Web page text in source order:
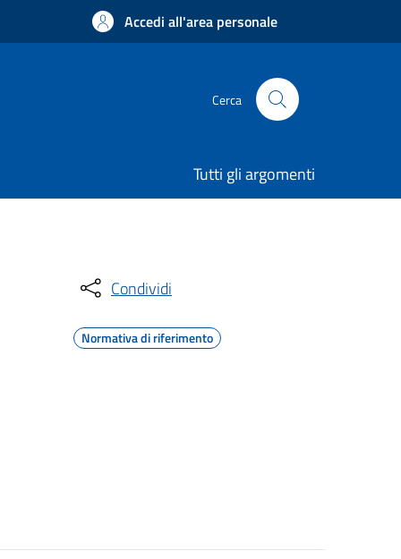
Accedi all'area personale
Cerca
Tutti gli argomenti
Condividi
Normativa di riferimento